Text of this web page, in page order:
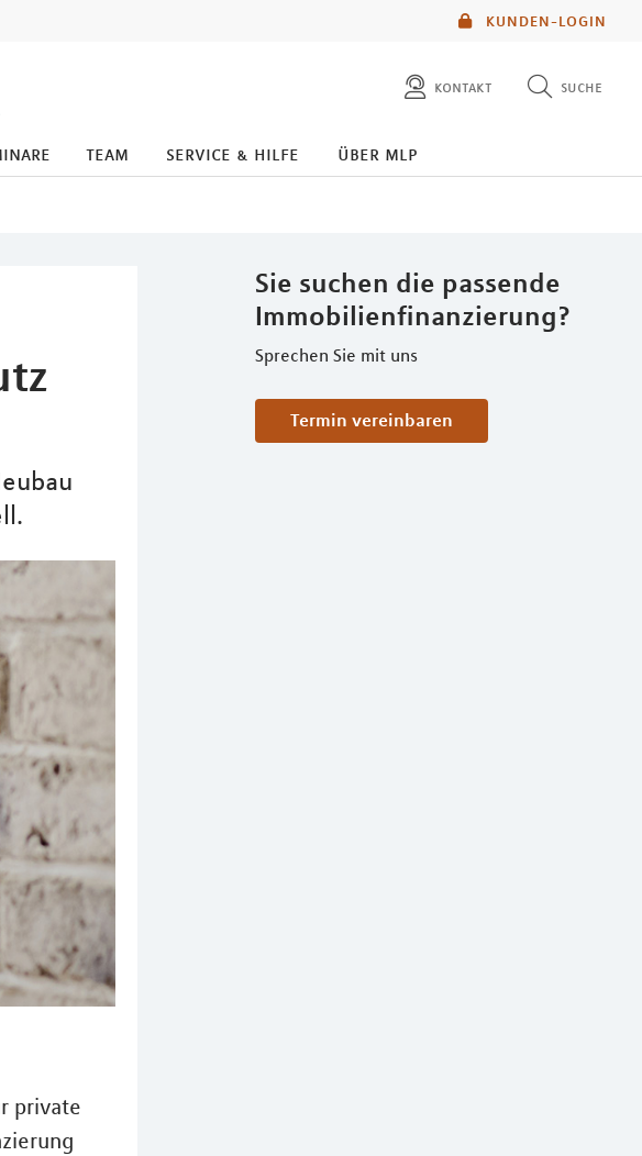
KUNDEN-LOGIN
kontakt suche
diese website durchsuchen
team service & hilfe über mlp
Sie suchen die passende
Immobilienfinanzierung?
Sprechen Sie mit uns
Termin vereinbaren
private